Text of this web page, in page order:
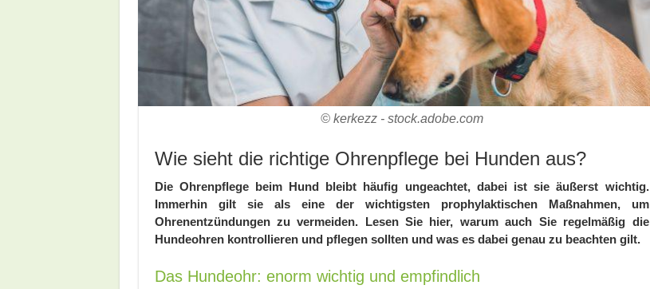
© kerkezz - stock.adobe.com
Wie sieht die richtige Ohrenpflege bei Hunden aus?
Die Ohrenpflege beim Hund bleibt häufig ungeachtet, dabei ist sie äußerst wichtig.
Immerhin gilt sie als eine der wichtigsten prophylaktischen Maßnahmen, um
Ohrenentzündungen zu vermeiden. Lesen Sie hier, warum auch Sie regelmäßig die
Hundeohren kontrollieren und pflegen sollten und was es dabei genau zu beachten gilt.
Das Hundeohr: enorm wichtig und empfindlich